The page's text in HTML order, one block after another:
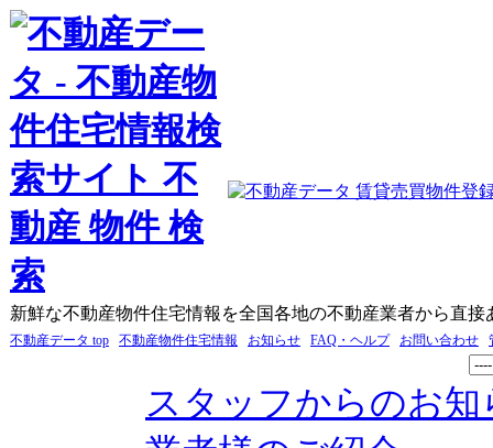
新鮮な不動産物件住宅情報を全国各地の不動産業者から直接
不動産データ top 不動産物件住宅情報 お知らせ FAQ・ヘルプ お問い合わせ
スタッフからのお知